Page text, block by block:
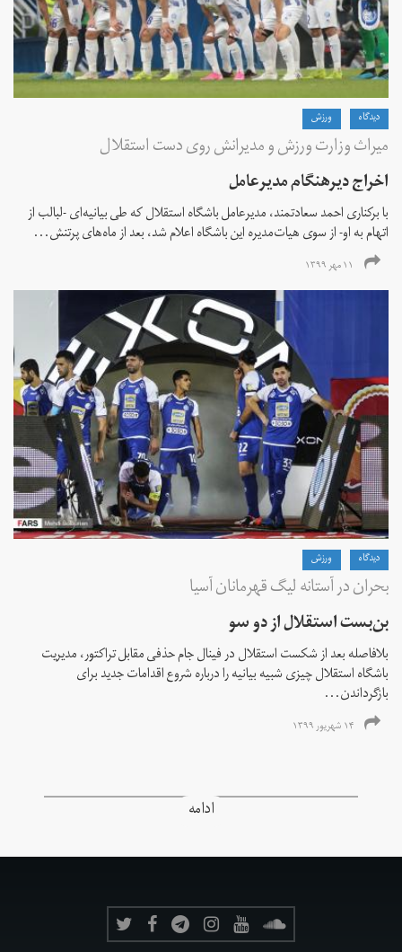
دیدگاه ورزش
میراث وزارت ورزش و مدیرانش روی دست استقلال
اخراج دیرهنگام مدیرعامل
با برکناری احمد سعادتمند، مدیرعامل باشگاه استقلال که طی بیانیه‌ای -لبالب از
اتهام به او- از سوی هیات‌مدیره این باشگاه اعلام شد، بعد از ماه‌های پرتنش...
۱۱ مهر ۱۳۹۹
دیدگاه ورزش
بحران در آستانه لیگ قهرمانان آسیا
بن‌بست استقلال از دو سو
بلافاصله بعد از شکست استقلال در فینال جام حذفی مقابل تراکتور، مدیریت
باشگاه استقلال چیزی شبیه بیانیه را درباره شروع اقدامات جدید برای
بازگرداندن...
۱۴ شهریور ۱۳۹۹
ادامه